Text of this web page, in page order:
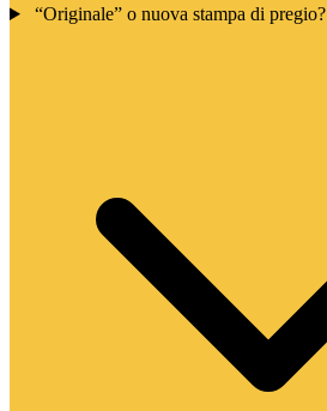
“Originale” o nuova stampa di pregio?